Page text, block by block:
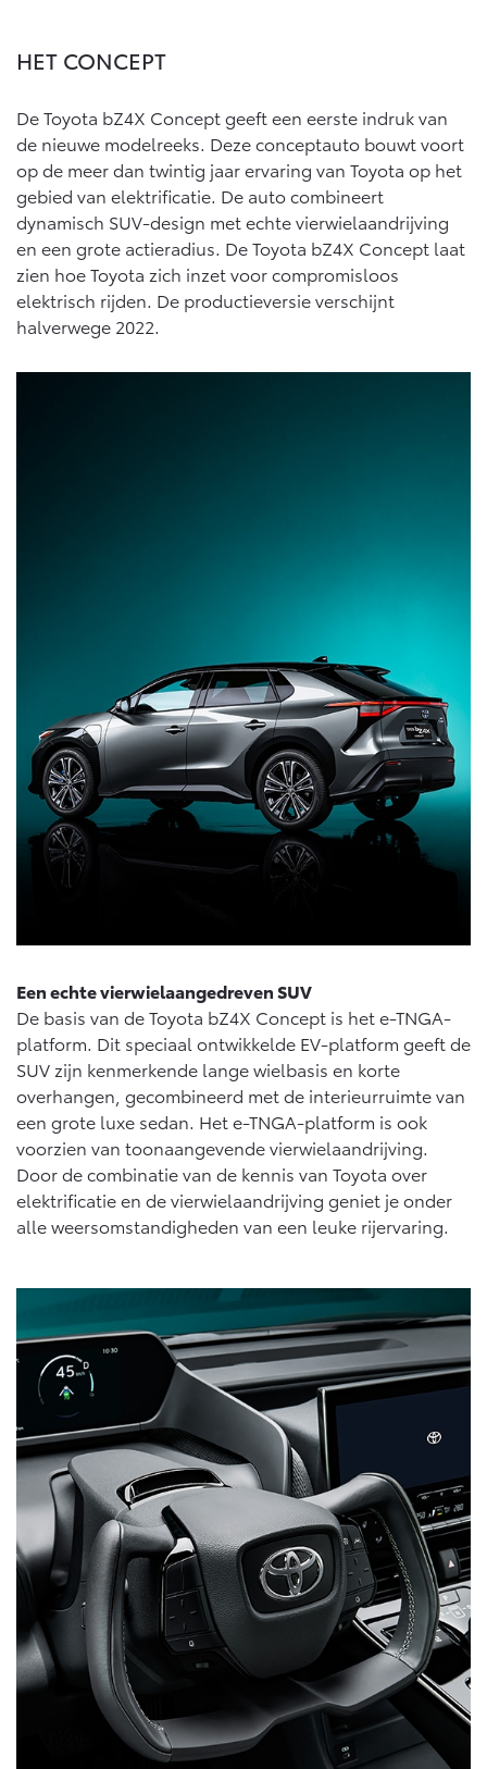
HET CONCEPT
De Toyota bZ4X Concept geeft een eerste indruk van
de nieuwe modelreeks. Deze conceptauto bouwt voort
op de meer dan twintig jaar ervaring van Toyota op het
gebied van elektrificatie. De auto combineert
dynamisch SUV-design met echte vierwielaandrijving
en een grote actieradius. De Toyota bZ4X Concept laat
zien hoe Toyota zich inzet voor compromisloos
elektrisch rijden. De productieversie verschijnt
halverwege 2022.
Een echte vierwielaangedreven SUV
De basis van de Toyota bZ4X Concept is het e-TNGA-
platform. Dit speciaal ontwikkelde EV-platform geeft de
SUV zijn kenmerkende lange wielbasis en korte
overhangen, gecombineerd met de interieurruimte van
een grote luxe sedan. Het e-TNGA-platform is ook
voorzien van toonaangevende vierwielaandrijving.
Door de combinatie van de kennis van Toyota over
elektrificatie en de vierwielaandrijving geniet je onder
alle weersomstandigheden van een leuke rijervaring.